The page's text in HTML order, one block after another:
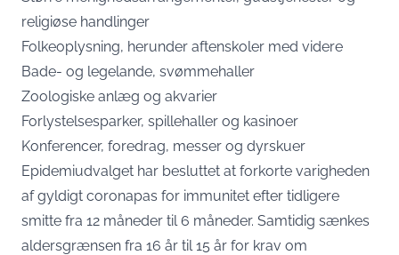
religiøse handlinger
Folkeoplysning, herunder aftenskoler med videre
Bade- og legelande, svømmehaller
Zoologiske anlæg og akvarier
Forlystelsesparker, spillehaller og kasinoer
Konferencer, foredrag, messer og dyrskuer
Epidemiudvalget har besluttet at forkorte varigheden
af gyldigt coronapas for immunitet efter tidligere
smitte fra 12 måneder til 6 måneder. Samtidig sænkes
aldersgrænsen fra 16 år til 15 år for krav om